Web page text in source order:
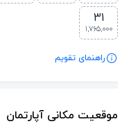
31
1,765,000
راهنمای تقویم
موقعیت مکانی آپارتمان